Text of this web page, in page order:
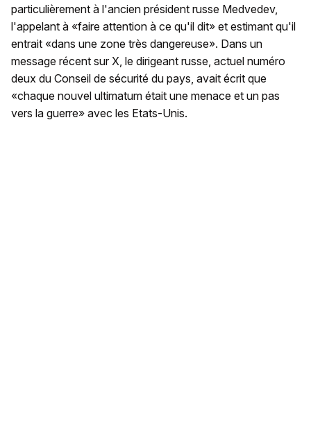
particulièrement à l'ancien président russe Medvedev,
l'appelant à «faire attention à ce qu'il dit» et estimant qu'il
entrait «dans une zone très dangereuse». Dans un
message récent sur X, le dirigeant russe, actuel numéro
deux du Conseil de sécurité du pays, avait écrit que
«chaque nouvel ultimatum était une menace et un pas
vers la guerre» avec les Etats-Unis.